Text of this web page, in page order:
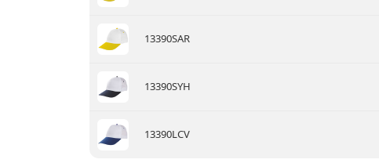
13390SAR
13390SYH
13390LCV